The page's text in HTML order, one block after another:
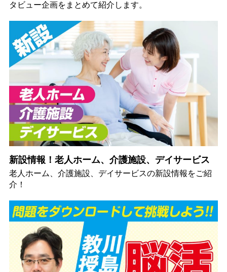
タビュー企画をまとめて紹介します。
新設情報！老人ホーム、介護施設、デイサービス
老人ホーム、介護施設、デイサービスの新設情報をご紹
介！